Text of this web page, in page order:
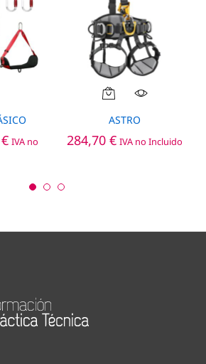
€Rango
de
475,03 €
hasta
IVA no
Este
producto
múltiples
ASTRO
284,70 € IVA no Incluido